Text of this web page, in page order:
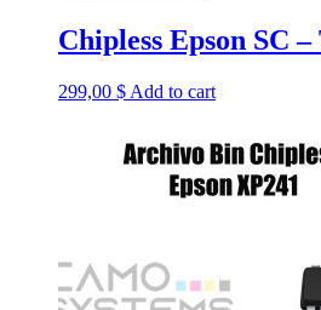
Chipless Epson SC
299,00 $ Add to cart